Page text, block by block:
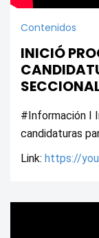
Contenidos
INICIÓ
#Información I
candidaturas
Link: https://